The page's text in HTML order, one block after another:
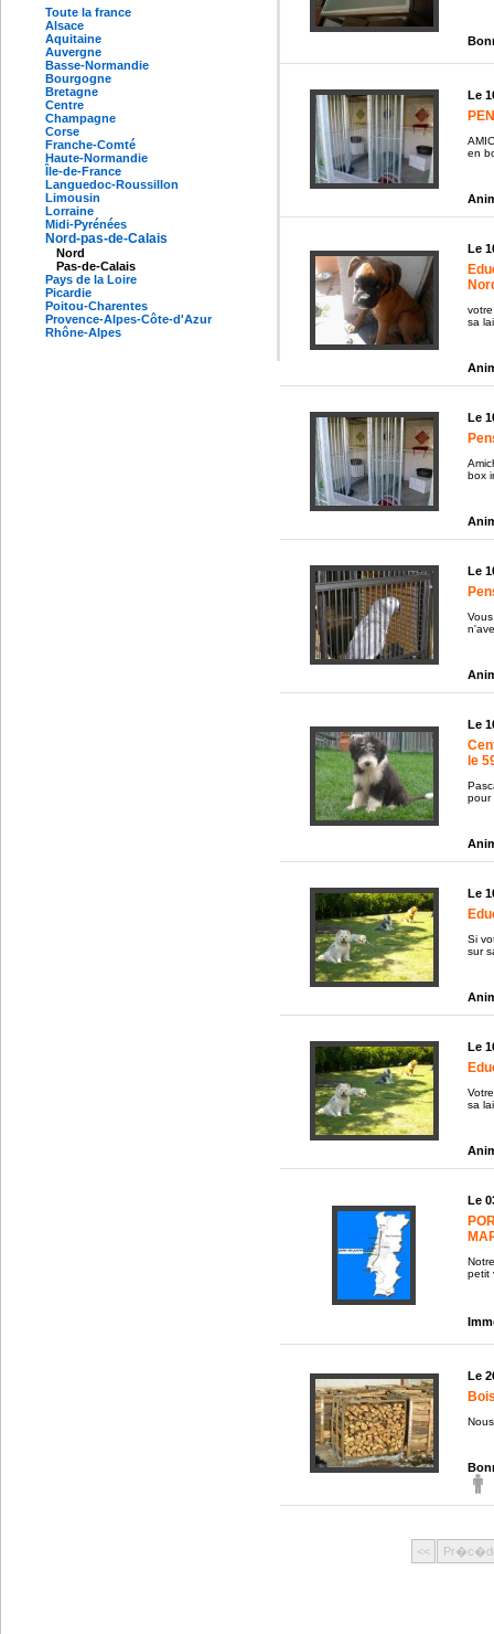
Toute la france
Alsace
Aquitaine
Auvergne
Basse-Normandie
Bourgogne
Bretagne
Centre
Champagne
Corse
Franche-Comté
Haute-Normandie
Île-de-France
Languedoc-Roussillon
Limousin
Lorraine
Midi-Pyrénées
Nord-pas-de-Calais
Nord
Pas-de-Calais
Pays de la Loire
Picardie
Poitou-Charentes
Provence-Alpes-Côte-d'Azur
Rhône-Alpes
Le
en
Le
sa
Le
box
Le
Le
le
pour
Le
Si
sur
Le
sa
Le
petit
Le
<<